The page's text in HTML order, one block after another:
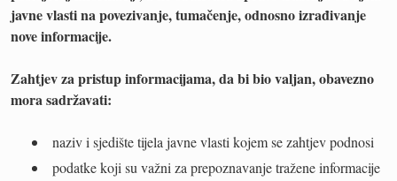
javne vlasti na povezivanje, tumačenje, odnosno izrađivanje
nove informacije.
Zahtjev za pristup informacijama, da bi bio valjan, obavezno
mora sadržavati:
naziv i sjedište tijela javne vlasti kojem se zahtjev podnosi
podatke koji su važni za prepoznavanje tražene informacije